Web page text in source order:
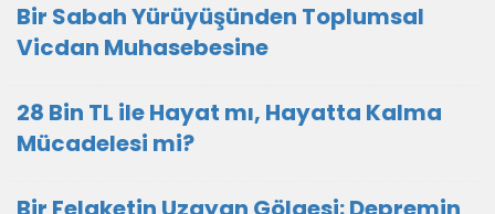
Bir Sabah Yürüyüşünden Toplumsal
Vicdan Muhasebesine
28 Bin TL ile Hayat mı, Hayatta Kalma
Mücadelesi mi?